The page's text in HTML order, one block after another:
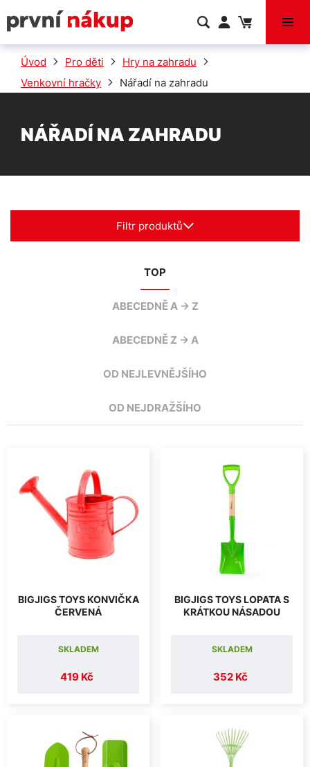
VÝPRODEJ
Úvod Pro děti
Hry na zahradu
Venkovní hračky
Nářadí na zahradu
NÁŘADÍ NA ZAHRADU
Filtr produktů
TOP
ABECEDNĚ A -> Z
ABECEDNĚ Z -> A
OD NEJLEVNĚJŠÍHO
OD NEJDRAŽŠÍHO
BIGJIGS TOYS KONVIČKA
ČERVENÁ
419 Kč
SKLADEM
BIGJIGS TOYS LOPATA S
KRÁTKOU NÁSADOU
352 Kč
SKLADEM